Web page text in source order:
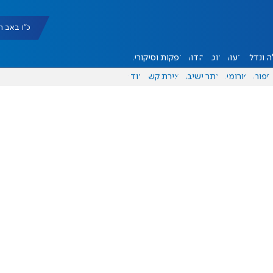
כ"ו באב
ונדל"ן דעות אוכל יהדות הפקות וסיקורים
ספורט פורומים אתר ישיבה יצירת קשר עוד